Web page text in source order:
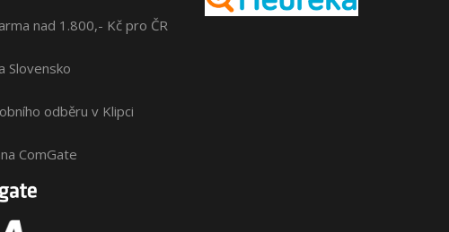
nad 1.800,- Kč pro ČR
Slovensko
odběru v Klipci
ComGate